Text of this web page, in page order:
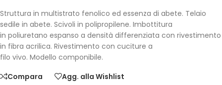
Struttura in multistrato fenolico ed essenza di abete. Telaio
sedile in abete. Scivoli in polipropilene. Imbottitura
in poliuretano espanso a densità differenziata con rivestimento
in fibra acrilica. Rivestimento con cuciture a
filo vivo. Modello componibile.
Compara
Agg. alla Wishlist